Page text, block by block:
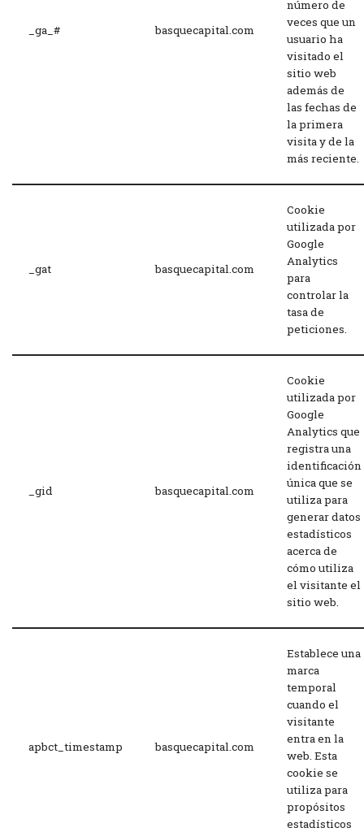
_ga_# basquecapital.com
número de
veces que un
usuario ha
visitado el
sitio web
además de
las fechas de
la primera
visita y de la
más reciente.
_gat basquecapital.com
Cookie
utilizada por
Google
Analytics
para
controlar la
tasa de
peticiones.
_gid basquecapital.com
Cookie
utilizada por
Google
Analytics que
registra una
identificación
única que se
utiliza para
generar datos
estadísticos
acerca de
cómo utiliza
el visitante el
sitio web.
apbct_timestamp basquecapital.com
Establece una
marca
temporal
cuando el
visitante
entra en la
web. Esta
cookie se
utiliza para
propósitos
estadísticos